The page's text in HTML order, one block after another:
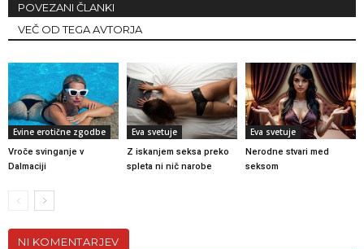
POVEZANI ČLANKI
VEČ OD TEGA AVTORJA
Evine erotične zgodbe
Vroče svinganje v
Dalmaciji
Eva svetuje
Z iskanjem seksa preko
spleta ni nič narobe
Eva svetuje
Nerodne stvari med
seksom
NI KOMENTARJEV